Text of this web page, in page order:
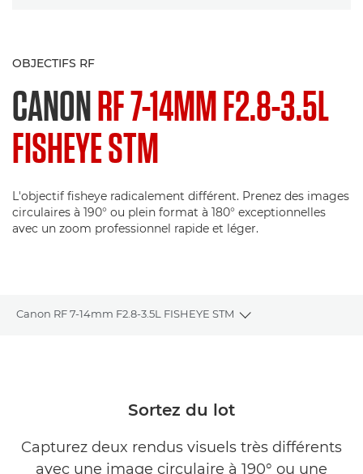
OBJECTIFS RF
CANONRF 7-14MM F2.8-3.5L
FISHEYE STM
L'objectif fisheye radicalement différent. Prenez des images
circulaires à 190° ou plein format à 180° exceptionnelles
avec un zoom professionnel rapide et léger.
Canon RF 7-14mm F2.8-3.5L FISHEYE STM
Toggle breadcrumbs
Sortez du lot
Capturez deux rendus visuels très différents
avec une image circulaire à 190° ou une